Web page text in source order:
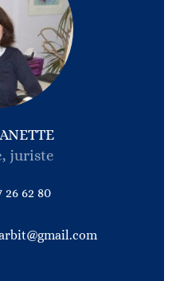
juriste
26 62 80